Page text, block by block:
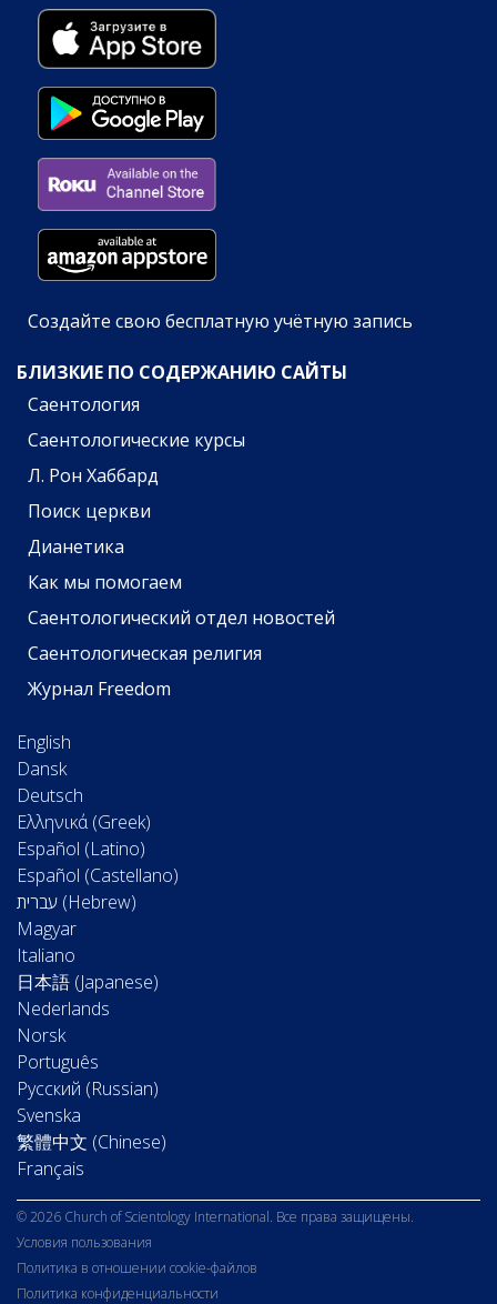
Создайте свою бесплатную учётную запись
БЛИЗКИЕ ПО СОДЕРЖАНИЮ САЙТЫ
Саентология
Саентологические курсы
Л. Рон Хаббард
Поиск церкви
Дианетика
Как мы помогаем
Саентологический отдел новостей
Саентологическая религия
Журнал Freedom
English
Dansk
Deutsch
Ελληνικά (Greek)
Español (Latino)
Español (Castellano)
Magyar
Italiano
日本語 (Japanese)
Nederlands
Norsk
Português
Русский (Russian)
Svenska
繁體中文 (Chinese)
Français
© 2026 Church of Scientology International. Все права защищены.
Условия пользования
Политика в отношении cookie-файлов
Политика конфиденциальности